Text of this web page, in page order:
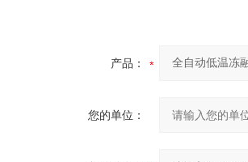
产品：
您的单位：